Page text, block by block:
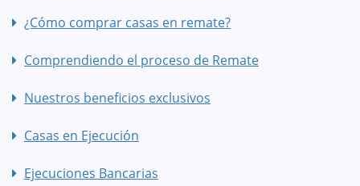
¿Cómo comprar casas en remate?
Comprendiendo el proceso de Remate
Nuestros beneficios exclusivos
Casas en Ejecución
Ejecuciones Bancarias